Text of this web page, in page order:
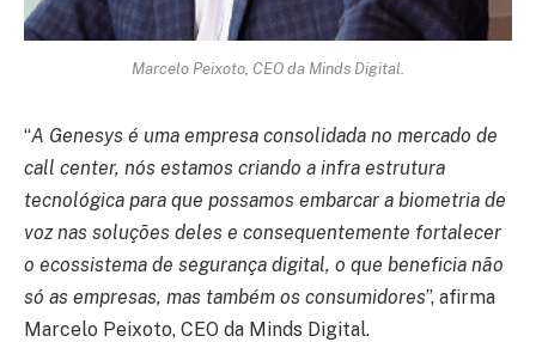
Marcelo Peixoto, CEO da Minds Digital.
“A Genesys é uma empresa consolidada no mercado de
call center, nós estamos criando a infra estrutura
tecnológica para que possamos embarcar a biometria de
voz nas soluções deles e consequentemente fortalecer
o ecossistema de segurança digital, o que beneficia não
só as empresas, mas também os consumidores”, afirma
Marcelo Peixoto, CEO da Minds Digital.